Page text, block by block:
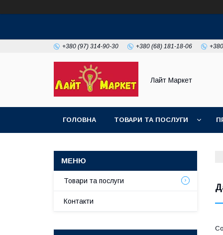
+380 (97) 314-90-30 +380 (68) 181-18-06
Лайт Маркет
ГОЛОВНА ТОВАРИ ТА ПОСЛУГИ
Товари та послуги
Контакти